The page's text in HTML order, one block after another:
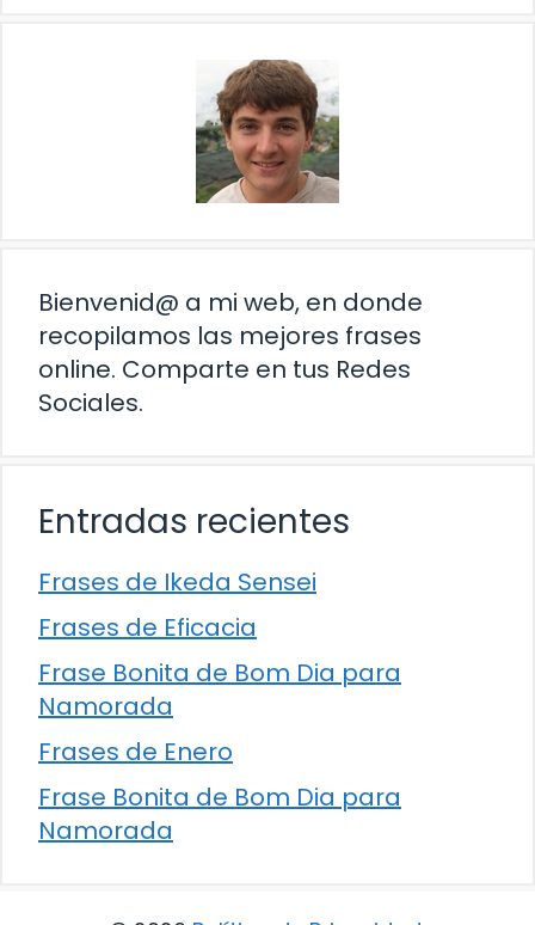
Bienvenid@ a mi web, en donde
recopilamos las mejores frases
online. Comparte en tus Redes
Sociales.
Entradas recientes
Frases de Ikeda Sensei
Frases de Eficacia
Frase Bonita de Bom Dia para
Namorada
Frases de Enero
Frase Bonita de Bom Dia para
Namorada